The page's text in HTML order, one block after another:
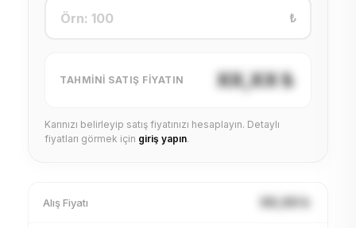
₺
TAHMINI SATIŞ FIYATIN XX,XX ₺
Karınızı belirleyip satış fiyatınızı hesaplayın. Detaylı
fiyatları görmek için giriş yapın.
Alış Fiyatı XX,XX ₺